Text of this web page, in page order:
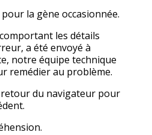
la gène occasionnée.
les détails
a été envoyé à
notre équipe technique
remédier au problème.
du navigateur pour